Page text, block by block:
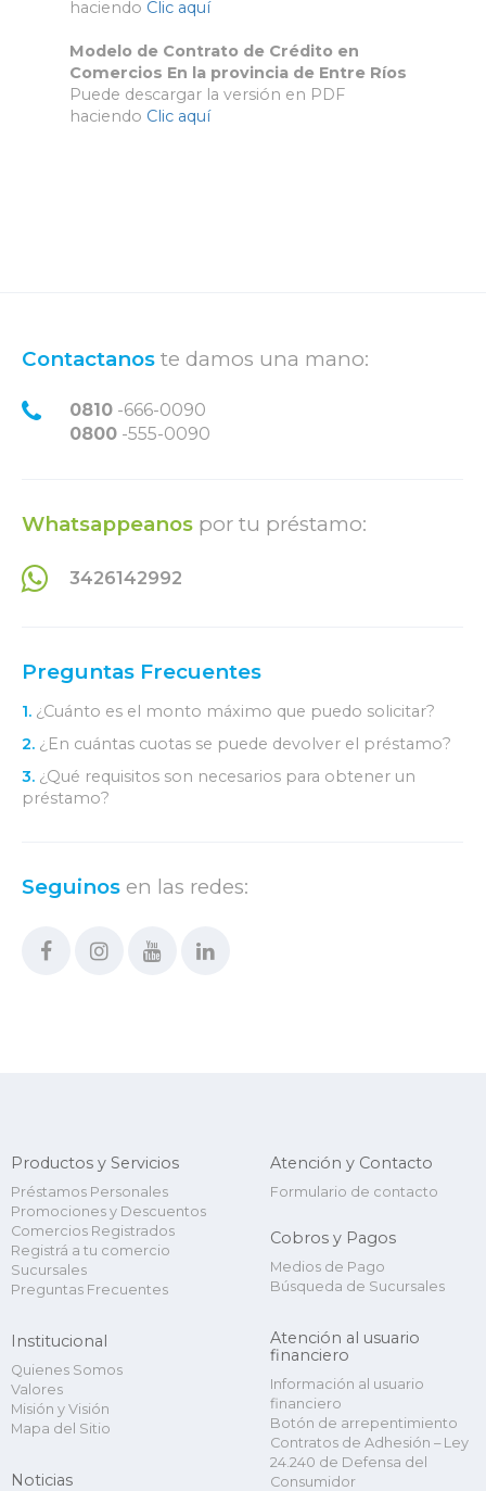
haciendo Clic aquí
Modelo de Contrato de Crédito en
Comercios En la provincia de Entre Ríos
Puede descargar la versión en PDF
haciendo Clic aquí
Contactanos te damos una mano:
0810 -666-0090
0800 -555-0090
Whatsappeanos por tu préstamo:
3426142992
Preguntas Frecuentes
1. ¿Cuánto es el monto máximo que puedo solicitar?
2. ¿En cuántas cuotas se puede devolver el préstamo?
3. ¿Qué requisitos son necesarios para obtener un
préstamo?
Seguinos en las redes:
Productos y Servicios
Préstamos Personales
Promociones y Descuentos
Comercios Registrados
Registrá a tu comercio
Sucursales
Preguntas Frecuentes
Institucional
Quienes Somos
Valores
Misión y Visión
Mapa del Sitio
Noticias
Atención y Contacto
Formulario de contacto
Cobros y Pagos
Medios de Pago
Búsqueda de Sucursales
Atención al usuario
financiero
Información al usuario
financiero
Botón de arrepentimiento
Contratos de Adhesión – Ley
24.240 de Defensa del
Consumidor